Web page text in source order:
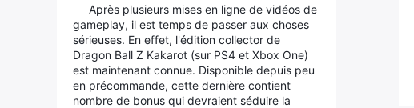
Après plusieurs mises en ligne de vidéos de
gameplay, il est temps de passer aux choses
sérieuses. En effet, l'édition collector de
Dragon Ball Z Kakarot (sur PS4 et Xbox One)
est maintenant connue. Disponible depuis peu
en précommande, cette dernière contient
nombre de bonus qui devraient séduire la